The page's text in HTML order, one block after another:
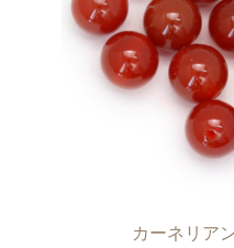
カーネリア